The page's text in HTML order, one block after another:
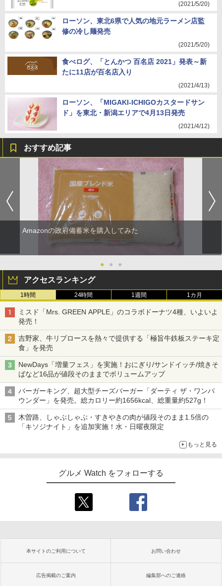
(2021/5/20)
ローソン、東北6県で人気の地元ラーメン店監
修の冷し麺発売
(2021/5/20)
食べログ、「とんかつ 百名店 2021」発表～新
たに11店が百名店入り
(2021/4/13)
ローソン、「MIGAKI-ICHIGOカスタードサン
ド」を東北・新潟エリアで4月13日発売
(2021/4/12)
おすすめ記事
Amazonの政府備蓄米を購入してみた
● ● ●
アクセスランキング
1時間 24時間 1週間 1カ月
ミスド「Mrs. GREEN APPLE」のコラボドーナツ4種、いよいよ
発売！
吉野家、牛リブロースを熱々で提供する「極旨牛鉄板ステーキ定
食」を発売
NewDays「増量フェス」を実施！おにぎり/サンドイッチ/焼きそ
ばなど16品が値段そのままでボリュームアップ
バーガーキング、超大型チーズバーガー「ダーティ ザ・ワンパ
ウンダー」を発売。総カロリー約1656kcal、総重量約527g！
木曽路、しゃぶしゃぶ・すきやきの肉が値段そのまま1.5倍の
「キソジナイト」を追加実施！水・日曜夜限定
もっと見る
グルメ Watch をフォローする
本サイトのご利用について お問い合わせ
広告掲載のご案内 編集部へのご連絡